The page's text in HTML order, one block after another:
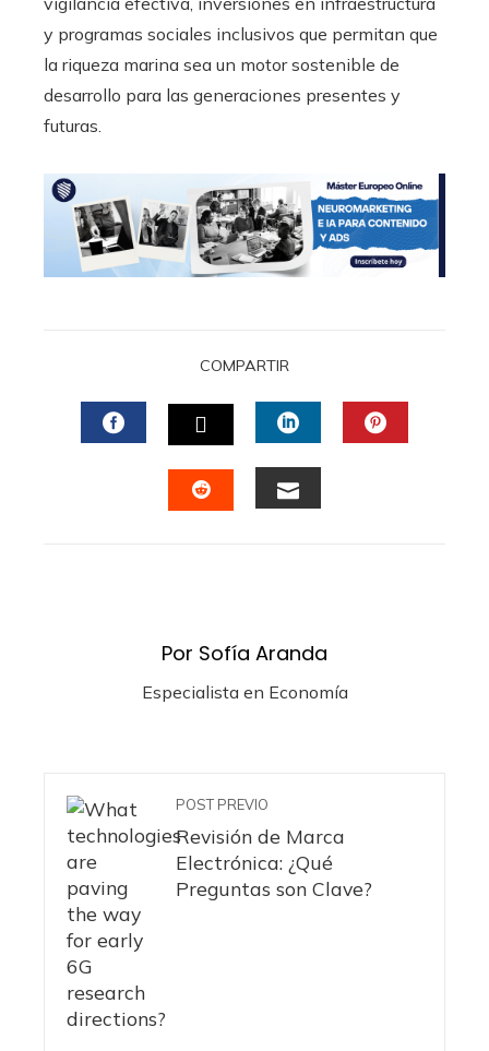
y programas sociales inclusivos que permitan que
la riqueza marina sea un motor sostenible de
desarrollo para las generaciones presentes y
futuras.
COMPARTIR
TWITTERLINKEDIN
Por Sofía Aranda
Especialista en Economía
POST PREVIO
Revisión de Marca
Electrónica: ¿Qué
Preguntas son Clave?